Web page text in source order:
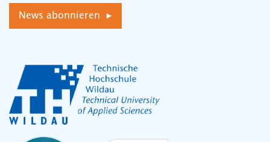
News abonnieren ▸